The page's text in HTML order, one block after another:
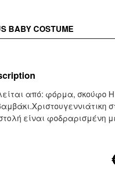
BABY COSTUME
από: φόρμα, σκούφο Η
είναι φοδραρισμένη